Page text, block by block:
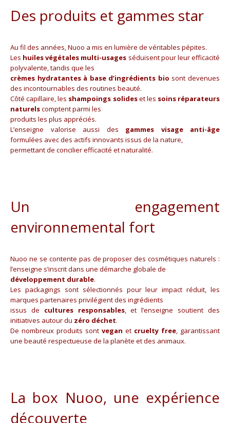
Des produits et gammes star
Au fil des années, Nuoo a mis en lumière de véritables pépites.
Les huiles végétales multi-usages séduisent pour leur efficacité
polyvalente, tandis que les
crèmes hydratantes à base d’ingrédients bio sont devenues
des incontournables des routines beauté.
Côté capillaire, les shampoings solideset les soins réparateurs
naturelscomptent parmi les
produits les plus appréciés.
L’enseigne valorise aussi des gammes visage anti-âge
formulées avec des actifs innovants issus de la nature,
permettant de concilier efficacité et naturalité.
Un engagement
environnemental fort
Nuoo ne se contente pas de proposer des cosmétiques naturels :
l’enseigne s’inscrit dans une démarche globale de
développement durable.
Les packagings sont sélectionnés pour leur impact réduit, les
marques partenaires privilégient des ingrédients
issus de cultures responsables, et l’enseigne soutient des
initiatives autour du zéro déchet.
De nombreux produits sont vegan et cruelty free, garantissant
une beauté respectueuse de la planète et des animaux.
La box Nuoo, une expérience
découverte